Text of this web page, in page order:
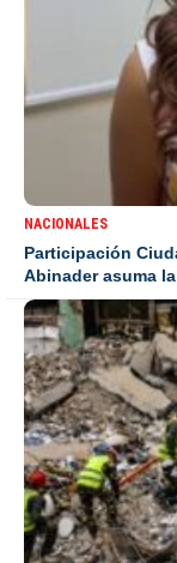
NACIONALES
Participación
Abinader asuma